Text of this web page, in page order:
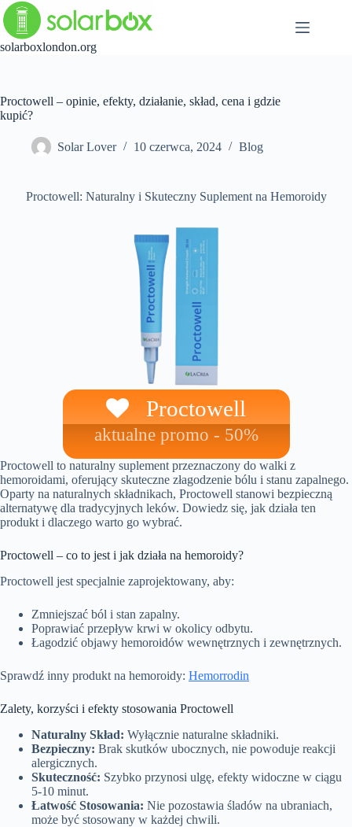
Przejdź
do
treści
solarboxlondon.org
Proctowell – opinie, efekty, działanie, skład, cena i gdzie
kupić?
Solar Lover 10 czerwca, 2024 Blog
Proctowell: Naturalny i Skuteczny Suplement na Hemoroidy
Proctowell
aktualne promo - 50%
Proctowell to naturalny suplement przeznaczony do walki z
hemoroidami, oferujący skuteczne złagodzenie bólu i stanu zapalnego.
Oparty na naturalnych składnikach, Proctowell stanowi bezpieczną
alternatywę dla tradycyjnych leków. Dowiedz się, jak działa ten
produkt i dlaczego warto go wybrać.
Proctowell – co to jest i jak działa na hemoroidy?
Proctowell jest specjalnie zaprojektowany, aby:
Zmniejszać ból i stan zapalny.
Poprawiać przepływ krwi w okolicy odbytu.
Łagodzić objawy hemoroidów wewnętrznych i zewnętrznych.
Sprawdź inny produkt na hemoroidy: Hemorrodin
Zalety, korzyści i efekty stosowania Proctowell
Naturalny Skład: Wyłącznie naturalne składniki.
Bezpieczny: Brak skutków ubocznych, nie powoduje reakcji
alergicznych.
Skuteczność: Szybko przynosi ulgę, efekty widoczne w ciągu
5-10 minut.
Łatwość Stosowania: Nie pozostawia śladów na ubraniach,
może być stosowany w każdej chwili.